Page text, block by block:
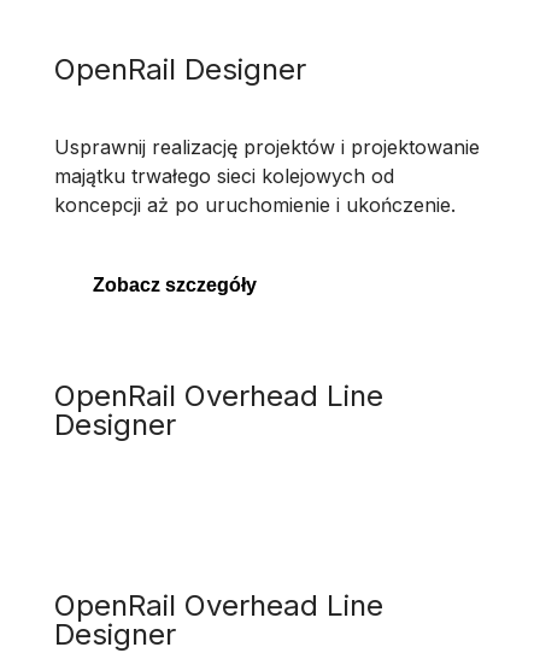
OpenRail Designer
Usprawnij realizację projektów i projektowanie
majątku trwałego sieci kolejowych od
koncepcji aż po uruchomienie i ukończenie.
Zobacz szczegóły
OpenRail Overhead Line
Designer
OpenRail Overhead Line
Designer